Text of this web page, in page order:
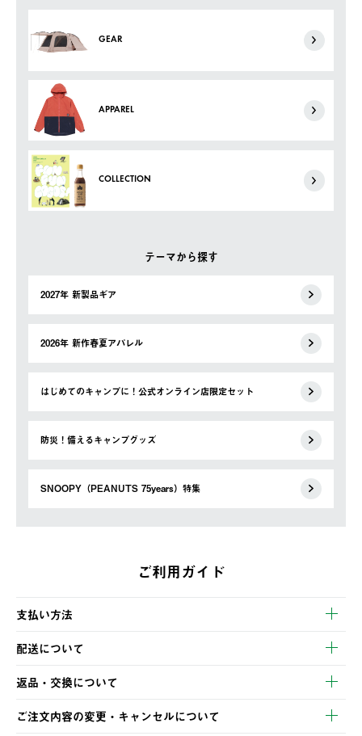
GEAR
APPAREL
COLLECTION
テーマから探す
2027年 新製品ギア
2026年 新作春夏アパレル
はじめてのキャンプに！公式オンライン店限定セット
防災！備えるキャンプグッズ
SNOOPY（PEANUTS 75years）特集
ご利用ガイド
支払い方法
以下のいずれかの方法でお支払いいただけます。
・クレジットカード決済
・コンビニ決済
・Pay-easy決済
配送について
【発送スケジュール】
ご注文・ご入金完了より2営業日以内に商品を発送いたします。
土日祝の発送はございませんので、木曜日以降のご注文は週明け
の発送となる場合がございます。
返品・交換について
※お客様都合の場合
ご注文内容の変更・キャンセルについて